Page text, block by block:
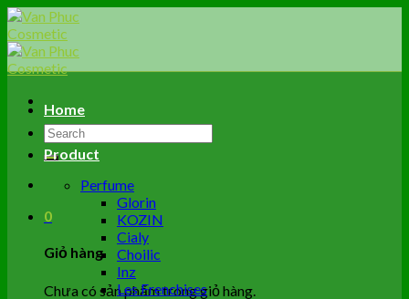
Skip
to
content
Tìm
kiếm:
0
Giỏ hàng
Chưa có sản phẩm trong giỏ hàng.
Home
Product
Perfume
Glorin
KOZIN
Cialy
Choilic
Inz
Les Frenchises